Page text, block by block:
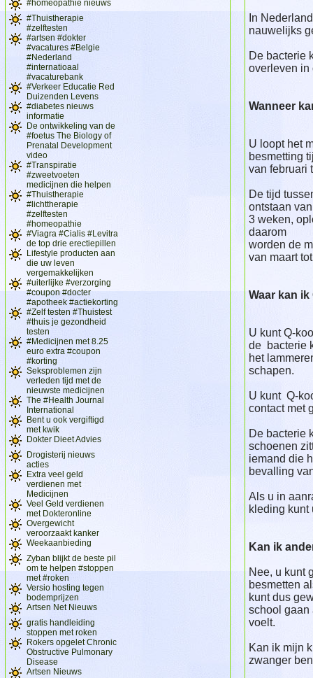
#homeopathie nieuws
#Thuistherapie
#zelftesten
#artsen #dokter
#vacatures #Belgie
#Nederland
#internatioaal
#vacaturebank
#Verkeer Educatie Red
Duizenden Levens
#diabetes nieuws
informatie
De ontwikkeling van de
#foetus The Biology of
Prenatal Development
video
#Transpiratie
#zweetvoeten
medicijnen die helpen
#Thuistherapie
#lichttherapie
#zelftesten
#homeopathie
#Viagra #Cialis #Levitra
de top drie erectiepillen
Lifestyle producten aan
die uw leven
vergemakkelijken
#uiterlijke #verzorging
#coupon #docter
#apotheek #actiekorting
#Zelf testen #Thuistest
#thuis je gezondheid
testen
#Medicijnen met 8.25
euro extra #coupon
#korting
Seksproblemen zijn
verleden tijd met de
nieuwste medicijnen
The #Health Journal
International
Bent u ook vergiftigd
met kwik
Dokter Dieet Advies
Drogisterij nieuws
acties
Extra veel geld
verdienen met
Medicijnen
Veel Geld verdienen
met Dokteronline
Overgewicht
veroorzaakt kanker
Weekaanbieding
Zyban blijkt de beste pil
om te helpen #stoppen
met #roken
Versio hosting tegen
bodemprijzen
Artsen Net Nieuws
gratis handleiding
stoppen met roken
Rokers opgelet Chronic
Obstructive Pulmonary
Disease
Artsen Nieuws
In
nauwelijks
De bacterie
overleven in
Wanneer
U loopt het
besmetting
van februari
De tijd
ontstaan
3 weken,
daarom
worden de
van maart
Waar kan
U kunt Q-
de bacterie
het
schapen.
U kunt Q-
contact met
De bacterie
schoenen
iemand die
bevalling
Als u in
kleding kunt
Kan ik
Nee, u kunt
besmetten
kunt dus
school gaan
voelt.
Kan ik mijn
zwanger